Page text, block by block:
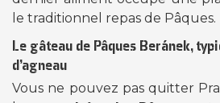
le traditionnel repas de Pâques.
Le gâteau de Pâques Beránek,
d’agneau
Vous ne pouvez pas quitter